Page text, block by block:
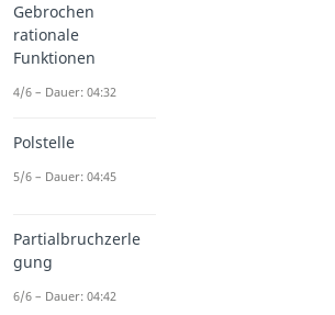
Gebrochen
rationale
Funktionen
4/6 – Dauer: 04:32
Polstelle
5/6 – Dauer: 04:45
Partialbruchzerle
gung
6/6 – Dauer: 04:42